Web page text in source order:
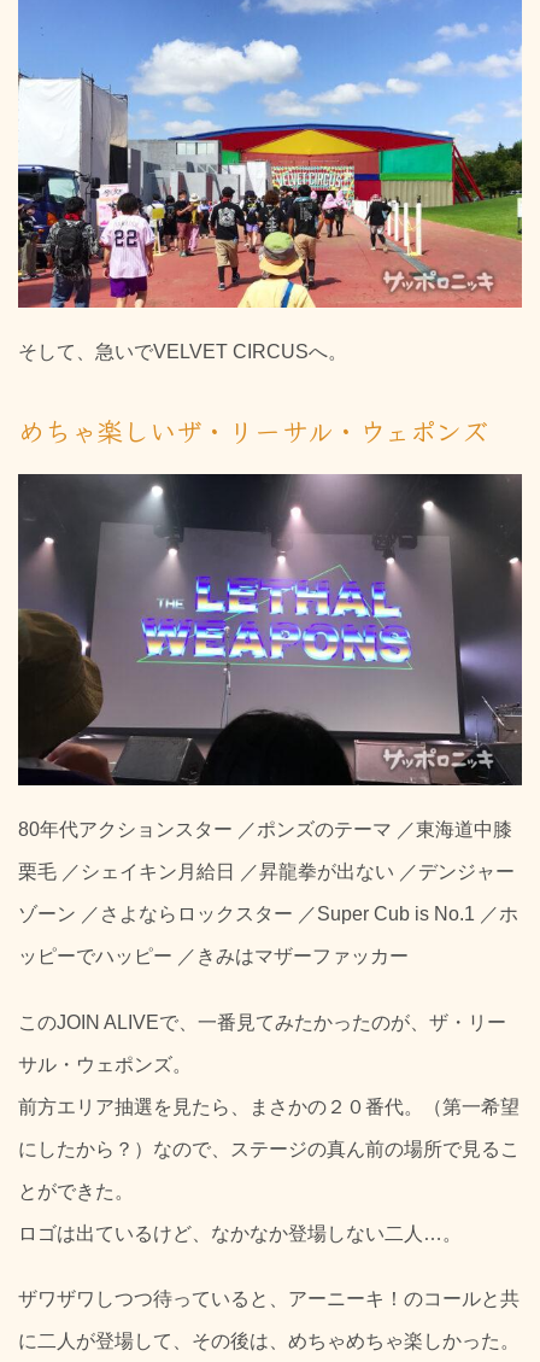
そして、急いでVELVET CIRCUSへ。
めちゃ楽しいザ・リーサル・ウェポンズ
80年代アクションスター ／ポンズのテーマ ／東海道中膝
栗毛 ／シェイキン月給日 ／昇龍拳が出ない ／デンジャー
ゾーン ／さよならロックスター ／Super Cub is No.1 ／ホ
ッピーでハッピー ／きみはマザーファッカー
このJOIN ALIVEで、一番見てみたかったのが、ザ・リー
サル・ウェポンズ。
前方エリア抽選を見たら、まさかの２０番代。（第一希望
にしたから？）なので、ステージの真ん前の場所で見るこ
とができた。
ロゴは出ているけど、なかなか登場しない二人…。
ザワザワしつつ待っていると、アーニーキ！のコールと共
に二人が登場して、その後は、めちゃめちゃ楽しかった。